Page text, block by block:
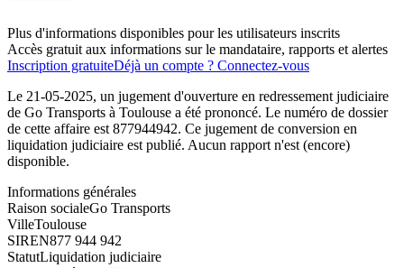
Plus d'informations disponibles pour les utilisateurs inscrits
Accès gratuit aux informations sur le mandataire, rapports et alertes
Inscription gratuiteDéjà un compte ? Connectez-vous
Le 21-05-2025, un jugement d'ouverture en redressement judiciaire
de Go Transports à Toulouse a été prononcé. Le numéro de dossier
de cette affaire est 877944942. Ce jugement de conversion en
liquidation judiciaire est publié. Aucun rapport n'est (encore)
disponible.
Informations générales
Raison socialeGo Transports
VilleToulouse
SIREN877 944 942
StatutLiquidation judiciaire